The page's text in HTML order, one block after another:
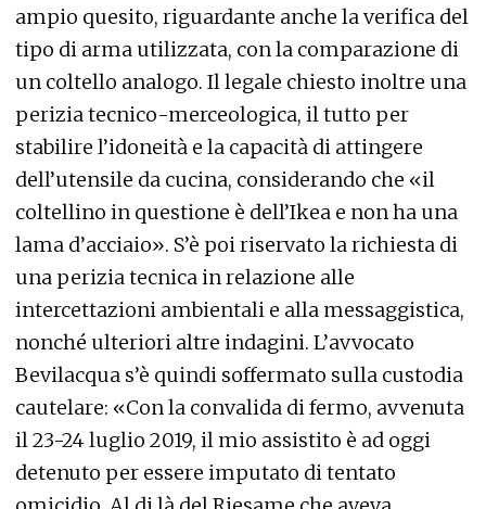
ampio quesito, riguardante anche la verifica del
tipo di arma utilizzata, con la comparazione di
un coltello analogo. Il legale chiesto inoltre una
perizia tecnico-merceologica, il tutto per
stabilire l’idoneità e la capacità di attingere
dell’utensile da cucina, considerando che «il
coltellino in questione è dell’Ikea e non ha una
lama d’acciaio». S’è poi riservato la richiesta di
una perizia tecnica in relazione alle
intercettazioni ambientali e alla messaggistica,
nonché ulteriori altre indagini. L’avvocato
Bevilacqua s’è quindi soffermato sulla custodia
cautelare: «Con la convalida di fermo, avvenuta
il 23-24 luglio 2019, il mio assistito è ad oggi
detenuto per essere imputato di tentato